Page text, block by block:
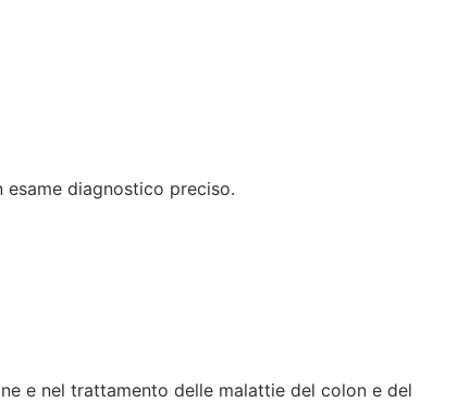
diagnostico preciso.
e nel trattamento delle malattie del colon e del